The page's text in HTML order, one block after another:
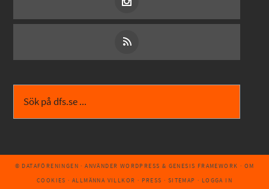
© DATAFÖRENINGEN · ANVÄNDER WORDPRESS & GENESIS FRAMEWORK · OM
COOKIES · ALLMÄNNA VILLKOR · PRESS · SITEMAP · LOGGA IN